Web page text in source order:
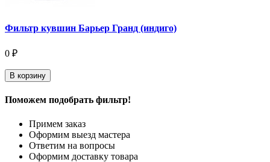
Фильтр кувшин Барьер Гранд (индиго)
0 ₽
В корзину
Поможем подобрать фильтр!
Примем заказ
Оформим выезд мастера
Ответим на вопросы
Оформим доставку товара